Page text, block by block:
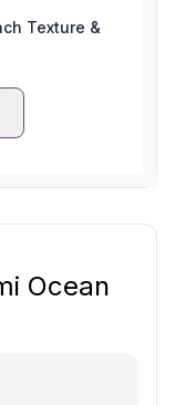
Texture &
Ocean